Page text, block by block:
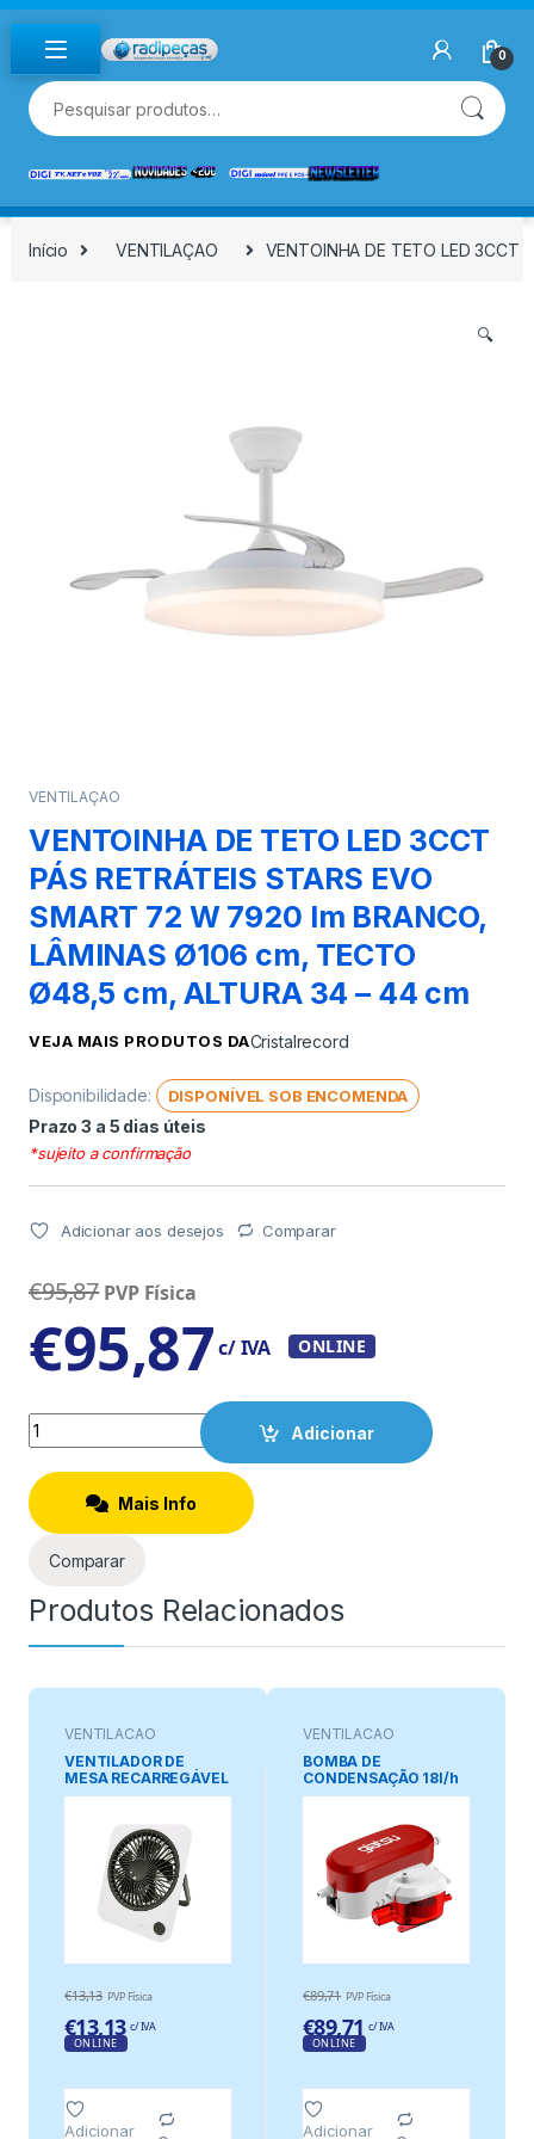
Skip to navigation
Skip to content
0
Pesquisar por:
Início VENTILAÇAO VENTOINHA DE TETO LED 3CCT
🔍
VENTILAÇAO
VENTOINHA DE TETO LED 3CCT
PÁS RETRÁTEIS STARS EVO
SMART 72 W 7920 lm BRANCO,
LÂMINAS Ø106 cm, TECTO
Ø48,5 cm, ALTURA 34 – 44 cm
VEJA MAIS PRODUTOS DACristalrecord
Disponibilidade: DISPONÍVEL SOB ENCOMENDA
Prazo 3 a 5 dias úteis
*sujeito a confirmação
Adicionar aos desejos Comparar
€95,87 PVP Física
€95,87c/ IVA ONLINE
Quantity
Adicionar
Mais Info
Comparar
Produtos Relacionados
VENTILAÇAO
VENTILADOR DE
MESA RECARREGÁVEL
BRANCO E PRETO,
€13,13 PVP Física
€13,13 c/ IVA
ONLINE
Adicionar
VENTILAÇAO
BOMBA DE
CONDENSAÇÃO 18l/h
5 m
€89,71 PVP Física
€89,71 c/ IVA
ONLINE
Adicionar